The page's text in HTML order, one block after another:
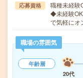
応募資格
職種未経験
◆未経験OK
で気軽に
職場の雰囲気
年齢層
20代